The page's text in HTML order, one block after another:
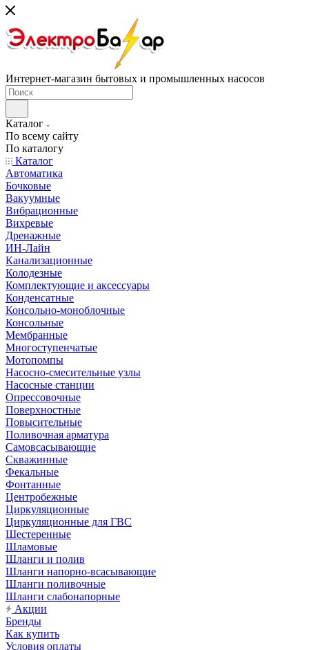
Интернет-магазин бытовых и промышленных насосов
Каталог
По всему сайту
По каталогу
Каталог
Автоматика
Бочковые
Вакуумные
Вибрационные
Вихревые
Дренажные
ИН-Лайн
Канализационные
Колодезные
Комплектующие и аксессуары
Конденсатные
Консольно-моноблочные
Консольные
Мембранные
Многоступенчатые
Мотопомпы
Насосно-смесительные узлы
Насосные станции
Опрессовочные
Поверхностные
Повысительные
Поливочная арматура
Самовсасывающие
Скважинные
Фекальные
Фонтанные
Центробежные
Циркуляционные
Циркуляционные для ГВС
Шестеренные
Шламовые
Шланги и полив
Шланги напорно-всасывающие
Шланги поливочные
Шланги слабонапорные
Акции
Бренды
Как купить
Условия оплаты